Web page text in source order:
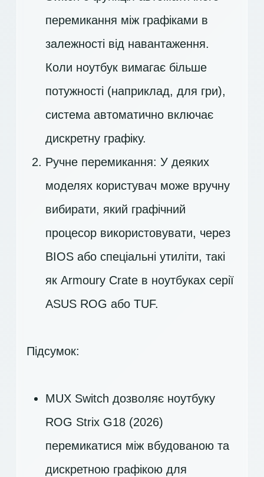
перемикання між графіками в
залежності від навантаження.
Коли ноутбук вимагає більше
потужності (наприклад, для гри),
система автоматично включає
дискретну графіку.
Ручне перемикання: У деяких
моделях користувач може вручну
вибирати, який графічний
процесор використовувати, через
BIOS або спеціальні утиліти, такі
як Armoury Crate в ноутбуках серії
ASUS ROG або TUF.
Підсумок:
MUX Switch дозволяє ноутбуку
ROG Strix G18 (2026)
перемикатися між вбудованою та
дискретною графікою для